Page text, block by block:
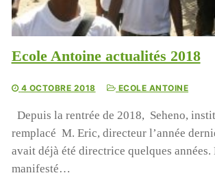
Ecole Antoine actualités 2018
4 OCTOBRE 2018 ECOLE ANTOINE
Depuis la rentrée de 2018, Seheno,
remplacé M. Eric, directeur l’année
avait déjà été directrice quelques années.
manifesté…